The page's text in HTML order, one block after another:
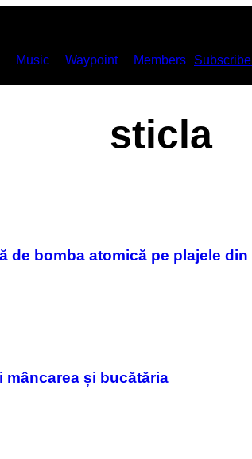
Music Waypoint Members Subscribe
sticla
de bomba atomică pe plajele din
și bucătăria